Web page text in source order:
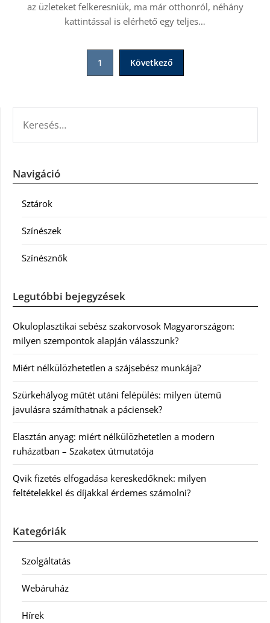
az üzleteket felkeresniük, ma már otthonról, néhány
kattintással is elérhető egy teljes…
1 Következő
Navigáció
Sztárok
Színészek
Színésznők
Legutóbbi bejegyzések
Okuloplasztikai sebész szakorvosok Magyarországon:
milyen szempontok alapján válasszunk?
Miért nélkülözhetetlen a szájsebész munkája?
Szürkehályog műtét utáni felépülés: milyen ütemű
javulásra számíthatnak a páciensek?
Elasztán anyag: miért nélkülözhetetlen a modern
ruházatban – Szakatex útmutatója
Qvik fizetés elfogadása kereskedőknek: milyen
feltételekkel és díjakkal érdemes számolni?
Kategóriák
Szolgáltatás
Webáruház
Hírek